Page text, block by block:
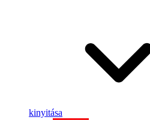
kinyitása